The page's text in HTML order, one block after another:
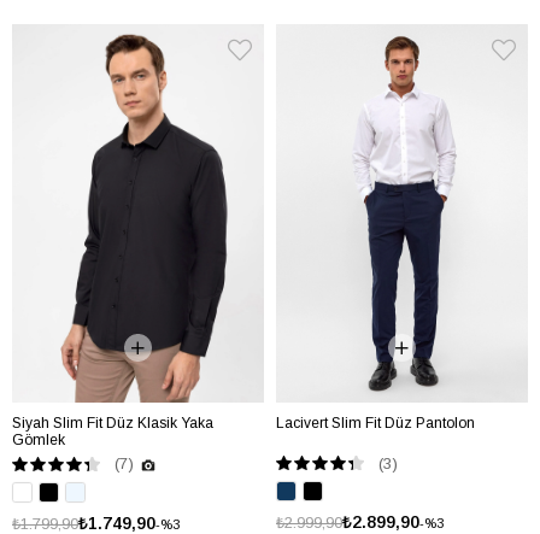
Siyah Slim Fit Düz Klasik Yaka
Gömlek
(7)
%3
₺1.749,90
₺1.799,90
Lacivert Slim Fit Düz Pantolon
(3)
%3
₺2.899,90
₺2.999,90